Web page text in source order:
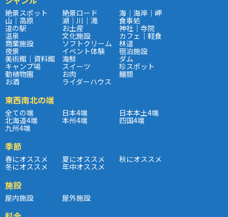
絶景スポット 絶景ロード 海｜海岸｜岬
山｜高原 湖｜川｜滝 食事処
道の駅 お土産 神社｜寺院
温泉 文化施設 カフェ｜軽食
商業施設 ソフトクリーム 林道
夜景 イベント体験 宿泊施設
美術館｜資料館 海鮮 ダム
キャンプ場 スイーツ 珍スポット
動植物園 お肉 麺類
お酒 ライダーハウス
東西南北の端
全ての端 日本4端 日本本土4端
北海道4端 本州4端 四国4端
九州4端
季節
春にオススメ 夏にオススメ 秋にオススメ
冬にオススメ 年中オススメ
施設
屋内施設 屋外施設